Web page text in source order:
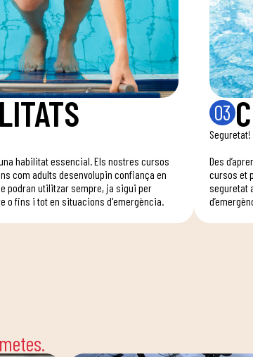
habilitat essencial. Els nostres cursos
com adults desenvolupin confiança en
podran utilitzar sempre, ja sigui per
o fins i tot en situacions d'emergència.
03
Seguretat!
Des
cursos et
seguretat